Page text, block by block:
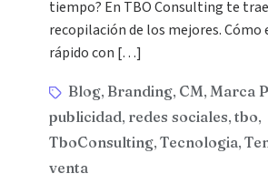
tiempo? En TBO Consulting te
recopilación de los mejores. Cómo
rápido con […]
Blog, Branding, CM,Marca
publicidad, redes sociales,tbo,
TboConsulting,Tecnologia,
venta